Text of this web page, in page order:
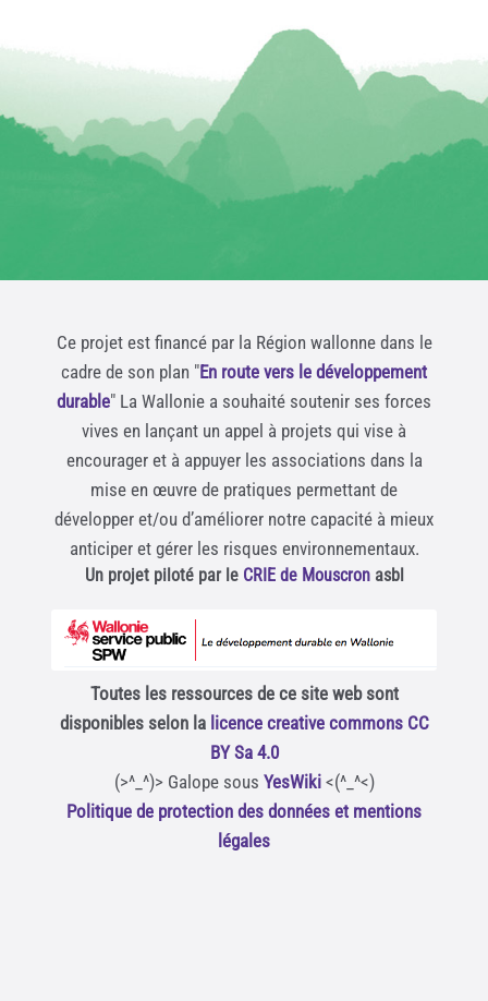
Ce projet est financé par la Région wallonne dans le
cadre de son plan "En route vers le développement
durable" La Wallonie a souhaité soutenir ses forces
vives en lançant un appel à projets qui vise à
encourager et à appuyer les associations dans la
mise en œuvre de pratiques permettant de
développer et/ou d’améliorer notre capacité à mieux
anticiper et gérer les risques environnementaux.
Un projet piloté par le CRIE de Mouscronasbl
Toutes les ressources de ce site web sont
disponibles selon la licence creative commons CC
BY Sa 4.0
(>^_^)> Galope sous YesWiki<(^_^<)
Politique de protection des données et mentions
légales